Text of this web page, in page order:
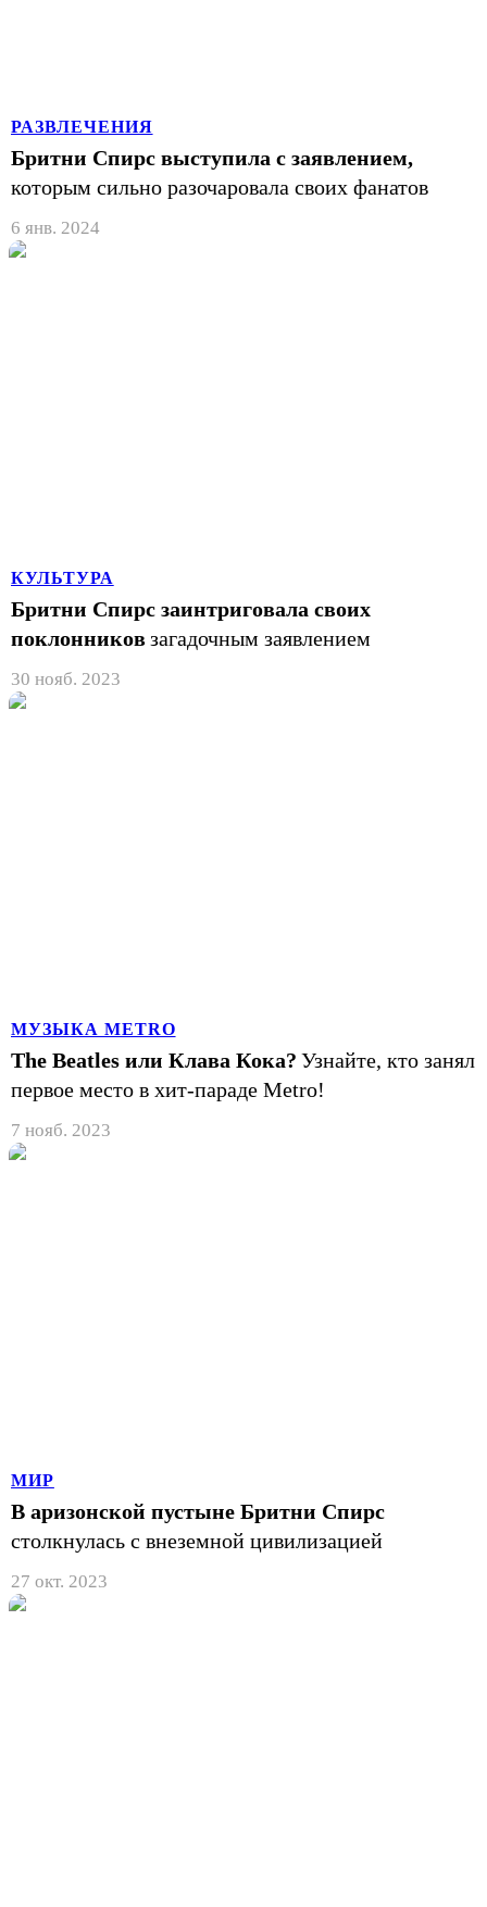
РАЗВЛЕЧЕНИЯ
Бритни Спирс выступила с заявлением,
которым сильно разочаровала своих фанатов
6 янв. 2024
КУЛЬТУРА
Бритни Спирс заинтриговала своих
поклонниковзагадочным заявлением
30 нояб. 2023
МУЗЫКА METRO
The Beatles или Клава Кока? Узнайте, кто занял
первое место в хит-параде Metro!
7 нояб. 2023
МИР
В аризонской пустыне Бритни Спирс
столкнулась с внеземной цивилизацией
27 окт. 2023